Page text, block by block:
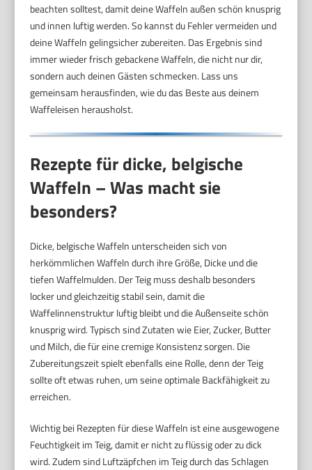
beachten solltest, damit deine Waffeln außen schön knusprig
und innen luftig werden. So kannst du Fehler vermeiden und
deine Waffeln gelingsicher zubereiten. Das Ergebnis sind
immer wieder frisch gebackene Waffeln, die nicht nur dir,
sondern auch deinen Gästen schmecken. Lass uns
gemeinsam herausfinden, wie du das Beste aus deinem
Waffeleisen herausholst.
Rezepte für dicke, belgische
Waffeln – Was macht sie
besonders?
Dicke, belgische Waffeln unterscheiden sich von
herkömmlichen Waffeln durch ihre Größe, Dicke und die
tiefen Waffelmulden. Der Teig muss deshalb besonders
locker und gleichzeitig stabil sein, damit die
Waffelinnenstruktur luftig bleibt und die Außenseite schön
knusprig wird. Typisch sind Zutaten wie Eier, Zucker, Butter
und Milch, die für eine cremige Konsistenz sorgen. Die
Zubereitungszeit spielt ebenfalls eine Rolle, denn der Teig
sollte oft etwas ruhen, um seine optimale Backfähigkeit zu
erreichen.
Wichtig bei Rezepten für diese Waffeln ist eine ausgewogene
Feuchtigkeit im Teig, damit er nicht zu flüssig oder zu dick
wird. Zudem sind Luftzäpfchen im Teig durch das Schlagen